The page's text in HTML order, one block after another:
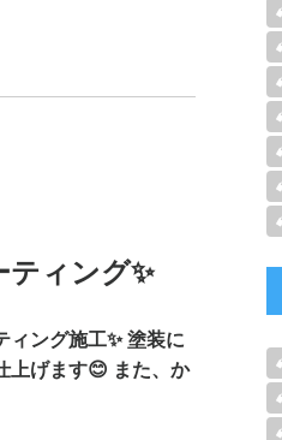
ィング✨
ィング施工✨ 塗装に
上げます😊 また、か